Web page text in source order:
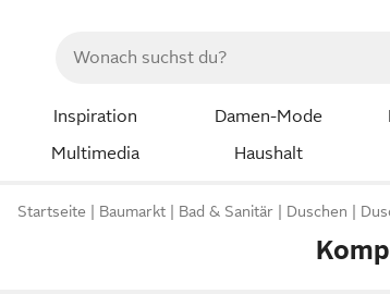
Inspiration Damen-Mode
Multimedia
Haushalt
Startseite Baumarkt Bad & Sanitär Duschen